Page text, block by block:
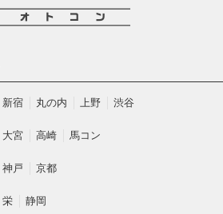
新宿 丸の内 上野 渋谷
大宮 高崎 馬コン
神戸 京都
栄 静岡